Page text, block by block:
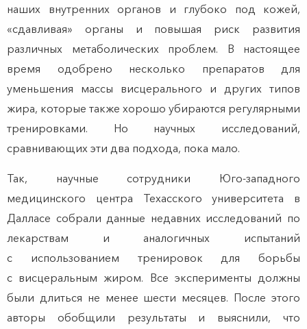
наших внутренних органов и глубоко под кожей,
«сдавливая» органы и повышая риск развития
различных метаболических проблем. В настоящее
время одобрено несколько препаратов для
уменьшения массы висцерального и других типов
жира, которые также хорошо убираются регулярными
тренировками. Но научных исследований,
сравнивающих эти два подхода, пока мало.
Так, научные сотрудники Юго-западного
медицинского центра Техасского университета в
Далласе собрали данные недавних исследований по
лекарствам и аналогичных испытаний
с использованием тренировок для борьбы
с висцеральным жиром. Все эксперименты должны
были длиться не менее шести месяцев. После этого
авторы обобщили результаты и выяснили, что